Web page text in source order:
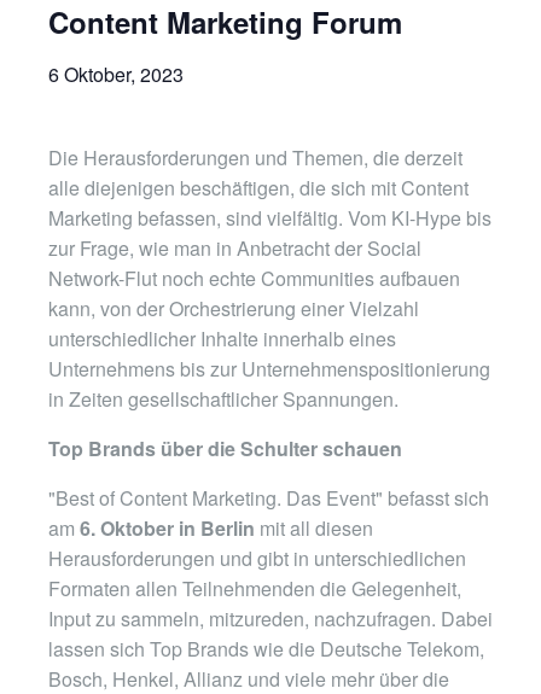
Content Marketing Forum
6 Oktober, 2023
Die Herausforderungen und Themen, die derzeit
alle diejenigen beschäftigen, die sich mit Content
Marketing befassen, sind vielfältig. Vom KI-Hype bis
zur Frage, wie man in Anbetracht der Social
Network-Flut noch echte Communities aufbauen
kann, von der Orchestrierung einer Vielzahl
unterschiedlicher Inhalte innerhalb eines
Unternehmens bis zur Unternehmenspositionierung
in Zeiten gesellschaftlicher Spannungen.
Top Brands über die Schulter schauen
"Best of Content Marketing. Das Event" befasst sich
am 6. Oktober in Berlin mit all diesen
Herausforderungen und gibt in unterschiedlichen
Formaten allen Teilnehmenden die Gelegenheit,
Input zu sammeln, mitzureden, nachzufragen. Dabei
lassen sich Top Brands wie die Deutsche Telekom,
Bosch, Henkel, Allianz und viele mehr über die